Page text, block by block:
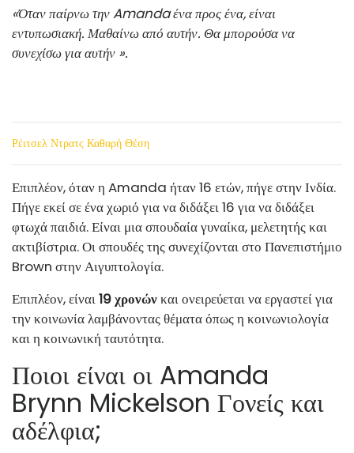
«Όταν παίρνω την Amanda ένα προς ένα, είναι
εντυπωσιακή. Μαθαίνω από αυτήν. Θα μπορούσα να
συνεχίσω για αυτήν ».
Ρέιτσελ Ντρατς Καθαρή Θέση
Επιπλέον, όταν η Amanda ήταν 16 ετών, πήγε στην Ινδία.
Πήγε εκεί σε ένα χωριό για να διδάξει 16 για να διδάξει
φτωχά παιδιά. Είναι μια σπουδαία γυναίκα, μελετητής και
ακτιβίστρια. Οι σπουδές της συνεχίζονται στο Πανεπιστήμιο
Brown στην Αιγυπτολογία.
Επιπλέον, είναι19 χρονώνκαι ονειρεύεται να εργαστεί για
την κοινωνία λαμβάνοντας θέματα όπως η κοινωνιολογία
και η κοινωνική ταυτότητα.
Ποιοι είναι οι Amanda
Brynn Mickelson Γονείς και
αδέλφια;